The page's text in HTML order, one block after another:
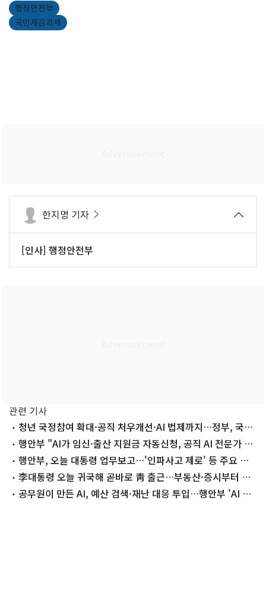
행정안전부
국민체감과제
한지명 기자
[인사] 행정안전부
관련 기사
청년 국정참여 확대·공직 처우개선·AI 법제까지…정부, 국민
체감 개혁추진
행안부 "AI가 임신·출산 지원금 자동신청, 공직 AI 전문가 2
만명 양성"
행안부, 오늘 대통령 업무보고…'인파사고 제로' 등 주요 성
과 점검
李대통령 오늘 귀국해 곧바로 靑 출근…부동산·증시부터 살
핀다공무원이 만든 AI, 예산 검색·재난 대응 투입…행안부 'AI 정